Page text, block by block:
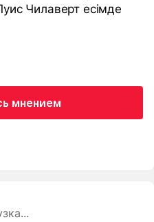
Чилаверт есімде
мнением